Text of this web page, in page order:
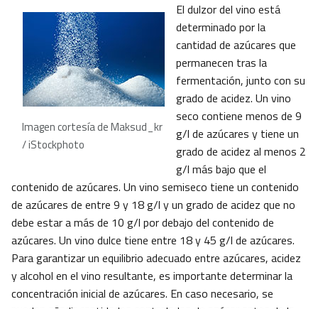
Imagen cortesía de Maksud_kr
/ iStockphoto
El dulzor del vino está
determinado por la
cantidad de azúcares que
permanecen tras la
fermentación, junto con su
grado de acidez. Un vino
seco contiene menos de 9
g/l de azúcares y tiene un
grado de acidez al menos 2
g/l más bajo que el
contenido de azúcares. Un vino semiseco tiene un contenido
de azúcares de entre 9 y 18 g/l y un grado de acidez que no
debe estar a más de 10 g/l por debajo del contenido de
azúcares. Un vino dulce tiene entre 18 y 45 g/l de azúcares.
Para garantizar un equilibrio adecuado entre azúcares, acidez
y alcohol en el vino resultante, es importante determinar la
concentración inicial de azúcares. En caso necesario, se